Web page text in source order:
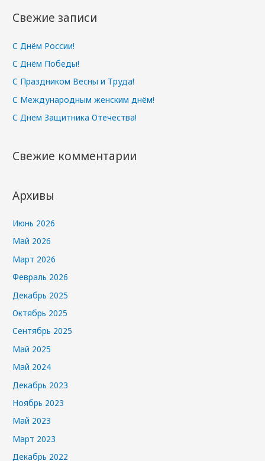
т
:
Свежие записи
С Днём России!
С Днём Победы!
С Праздником Весны и Труда!
С Международным женским днём!
С Днём Защитника Отечества!
Свежие комментарии
Архивы
Июнь 2026
Май 2026
Март 2026
Февраль 2026
Декабрь 2025
Октябрь 2025
Сентябрь 2025
Май 2025
Май 2024
Декабрь 2023
Ноябрь 2023
Май 2023
Март 2023
Декабрь 2022